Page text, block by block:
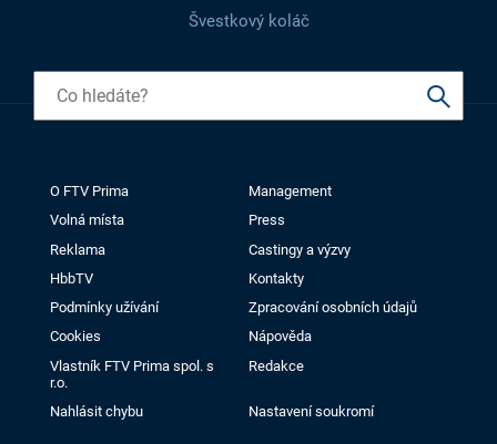
Švestkový koláč
O FTV Prima
Management
Volná místa
Press
Reklama
Castingy a výzvy
HbbTV
Kontakty
Podmínky užívání
Zpracování osobních údajů
Cookies
Nápověda
Vlastník FTV Prima spol. s
r.o.
Redakce
Nahlásit chybu Nastavení soukromí